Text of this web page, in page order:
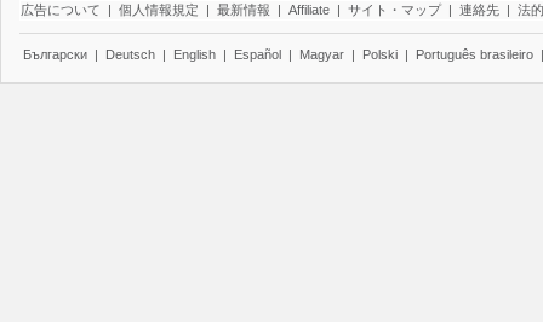
広告について | 個人情報規定 | 最新情報 | Affiliate | サイト・マップ | 連絡先 | 法
Български | Deutsch | English | Español | Magyar | Polski | Português brasileiro